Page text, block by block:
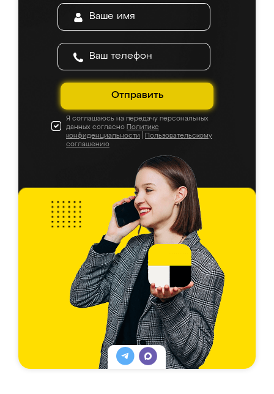
Отправить
Я соглашаюсь на передачу персональных
данных согласно Политике
конфиденциальности
Пользовательскому
соглашению